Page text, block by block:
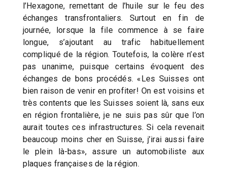
l’Hexagone, remettant de l’huile sur le feu des
échanges transfrontaliers. Surtout en fin de
journée, lorsque la file commence à se faire
longue, s’ajoutant au trafic habituellement
compliqué de la région. Toutefois, la colère n’est
pas unanime, puisque certains évoquent des
échanges de bons procédés. «Les Suisses ont
bien raison de venir en profiter! On est voisins et
très contents que les Suisses soient là, sans eux
en région frontalière, je ne suis pas sûr que l’on
aurait toutes ces infrastructures. Si cela revenait
beaucoup moins cher en Suisse, j’irai aussi faire
le plein là-bas», assure un automobiliste aux
plaques françaises de la région.